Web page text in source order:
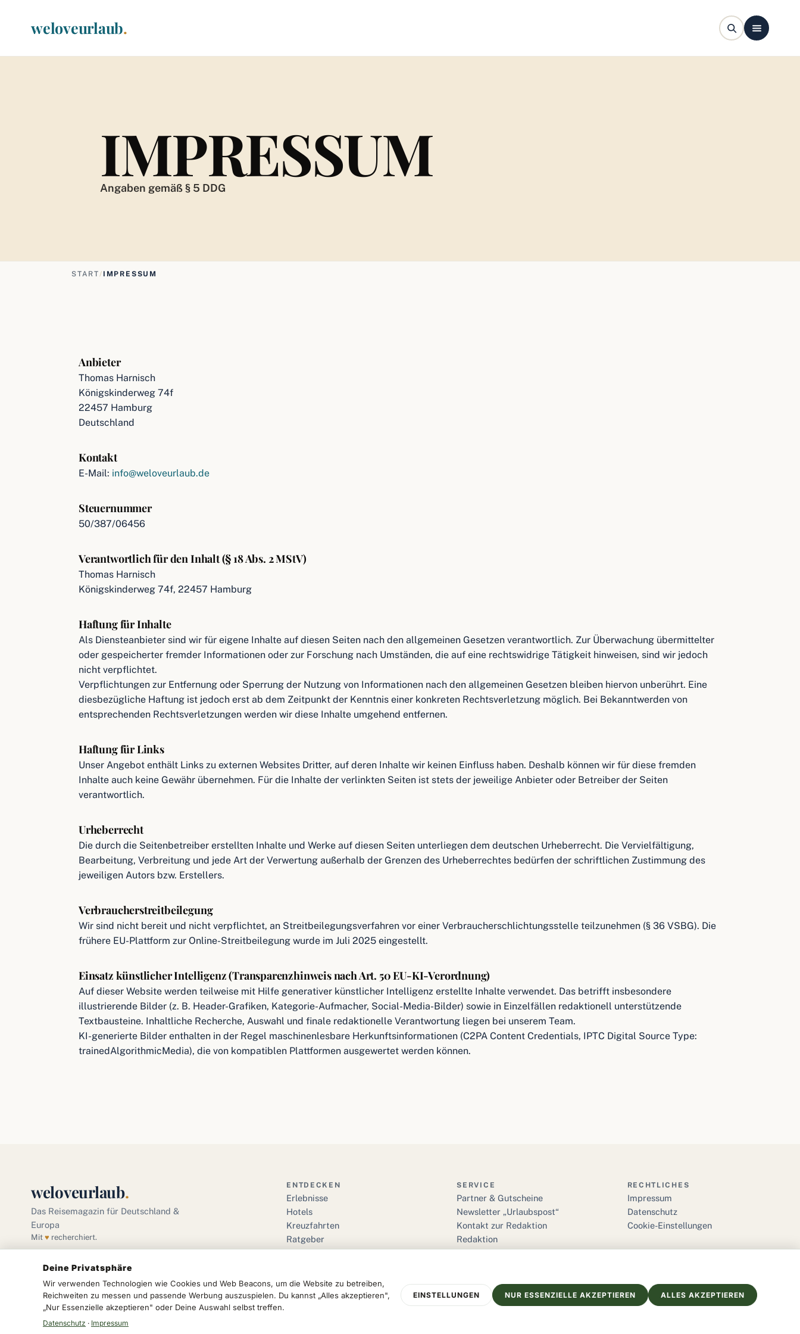
weloveurlaub.
IMPRESSUM
Angaben gemäß § 5 DDG
START/ IMPRESSUM
Anbieter
Thomas Harnisch
Königskinderweg 74f
22457 Hamburg
Deutschland
Kontakt
E-Mail: info@weloveurlaub.de
Steuernummer
50/387/06456
Verantwortlich für den Inhalt (§ 18 Abs. 2 MStV)
Thomas Harnisch
Königskinderweg 74f, 22457 Hamburg
Haftung für Inhalte
Als Diensteanbieter sind wir für eigene Inhalte auf diesen Seiten nach den allgemeinen Gesetzen verantwortlich. Zur Überwachung übermittelter
oder gespeicherter fremder Informationen oder zur Forschung nach Umständen, die auf eine rechtswidrige Tätigkeit hinweisen, sind wir jedoch
nicht verpflichtet.
Verpflichtungen zur Entfernung oder Sperrung der Nutzung von Informationen nach den allgemeinen Gesetzen bleiben hiervon unberührt. Eine
diesbezügliche Haftung ist jedoch erst ab dem Zeitpunkt der Kenntnis einer konkreten Rechtsverletzung möglich. Bei Bekanntwerden von
entsprechenden Rechtsverletzungen werden wir diese Inhalte umgehend entfernen.
Haftung für Links
Unser Angebot enthält Links zu externen Websites Dritter, auf deren Inhalte wir keinen Einfluss haben. Deshalb können wir für diese fremden
Inhalte auch keine Gewähr übernehmen. Für die Inhalte der verlinkten Seiten ist stets der jeweilige Anbieter oder Betreiber der Seiten
verantwortlich.
Urheberrecht
Die durch die Seitenbetreiber erstellten Inhalte und Werke auf diesen Seiten unterliegen dem deutschen Urheberrecht. Die Vervielfältigung,
Bearbeitung, Verbreitung und jede Art der Verwertung außerhalb der Grenzen des Urheberrechtes bedürfen der schriftlichen Zustimmung des
jeweiligen Autors bzw. Erstellers.
Verbraucherstreitbeilegung
Wir sind nicht bereit und nicht verpflichtet, an Streitbeilegungsverfahren vor einer Verbraucherschlichtungsstelle teilzunehmen (§ 36 VSBG). Die
frühere EU-Plattform zur Online-Streitbeilegung wurde im Juli 2025 eingestellt.
Einsatz künstlicher Intelligenz (Transparenzhinweis nach Art. 50 EU-KI-Verordnung)
Auf dieser Website werden teilweise mit Hilfe generativer künstlicher Intelligenz erstellte Inhalte verwendet. Das betrifft insbesondere
illustrierende Bilder (z. B. Header-Grafiken, Kategorie-Aufmacher, Social-Media-Bilder) sowie in Einzelfällen redaktionell unterstützende
Textbausteine. Inhaltliche Recherche, Auswahl und finale redaktionelle Verantwortung liegen bei unserem Team.
KI-generierte Bilder enthalten in der Regel maschinenlesbare Herkunftsinformationen (C2PA Content Credentials, IPTC Digital Source Type:
trainedAlgorithmicMedia), die von kompatiblen Plattformen ausgewertet werden können.
weloveurlaub.
Das Reisemagazin für Deutschland &
Europa
Mit ♥ recherchiert.
ENTDECKEN
Erlebnisse
Hotels
Kreuzfahrten
Ratgeber
Reise Glossar
SERVICE
Partner & Gutscheine
Newsletter „Urlaubspost“
Kontakt zur Redaktion
Redaktion
RECHTLICHES
Impressum
Datenschutz
Cookie-Einstellungen
© 2026 we love urlaub · Das Reisemagazin für Deutschland & Europa
Deine Privatsphäre
Wir verwenden Technologien wie Cookies und Web Beacons, um die Website zu betreiben,
Reichweiten zu messen und passende Werbung auszuspielen. Du kannst „Alles akzeptieren",
„Nur Essenzielle akzeptieren" oder Deine Auswahl selbst treffen.
Datenschutz · Impressum
EINSTELLUNGEN NUR ESSENZIELLE AKZEPTIEREN ALLES AKZEPTIEREN